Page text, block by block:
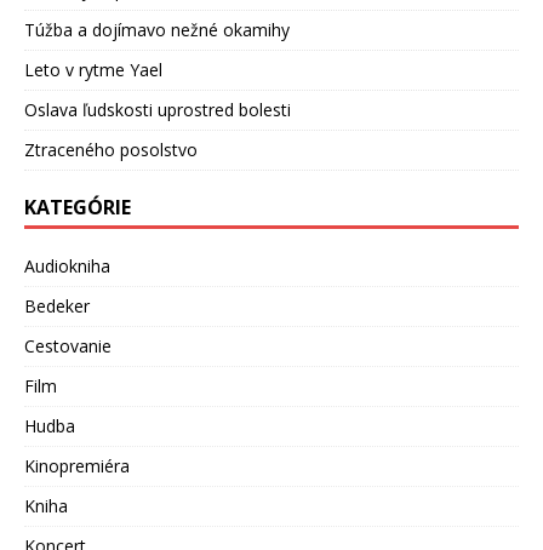
Túžba a dojímavo nežné okamihy
Leto v rytme Yael
Oslava ľudskosti uprostred bolesti
Ztraceného posolstvo
KATEGÓRIE
Audiokniha
Bedeker
Cestovanie
Film
Hudba
Kinopremiéra
Kniha
Koncert